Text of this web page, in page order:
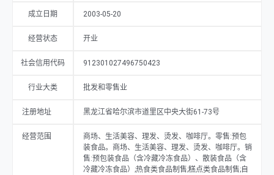
成立日期 2003-05-20
经营状态 开业
社会信用代码 912301027496750423
行业大类 批发和零售业
注册地址 黑龙江省哈尔滨市道里区中央大街61-73号
经营范围
商场、生活美容、理发、烫发、咖啡厅。零售:预包
装食品。商场、生活美容、理发、烫发、咖啡厅。销
售:预包装食品（含冷藏冷冻食品）、散装食品（含
冷藏冷冻食品）;热食类食品制售;糕点类食品制售;自